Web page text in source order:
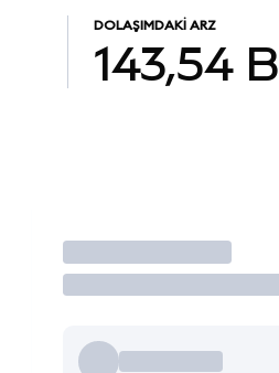
DOLAŞIMDAKI ARZ
143,54 B
İşlem Yap